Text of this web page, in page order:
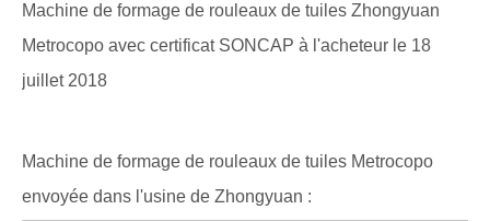
Machine de formage de rouleaux de tuiles Zhongyuan
Metrocopo avec certificat SONCAP à l'acheteur le 18
juillet 2018
Machine de formage de rouleaux de tuiles Metrocopo
envoyée dans l'usine de Zhongyuan :